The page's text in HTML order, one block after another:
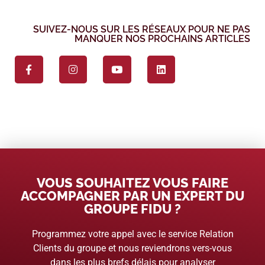
SUIVEZ-NOUS SUR LES RÉSEAUX POUR NE PAS
MANQUER NOS PROCHAINS ARTICLES
VOUS SOUHAITEZ VOUS FAIRE
ACCOMPAGNER PAR UN EXPERT DU
GROUPE FIDU ?
Programmez votre appel avec le service Relation
Clients du groupe et nous reviendrons vers-vous
dans les plus brefs délais pour analyser